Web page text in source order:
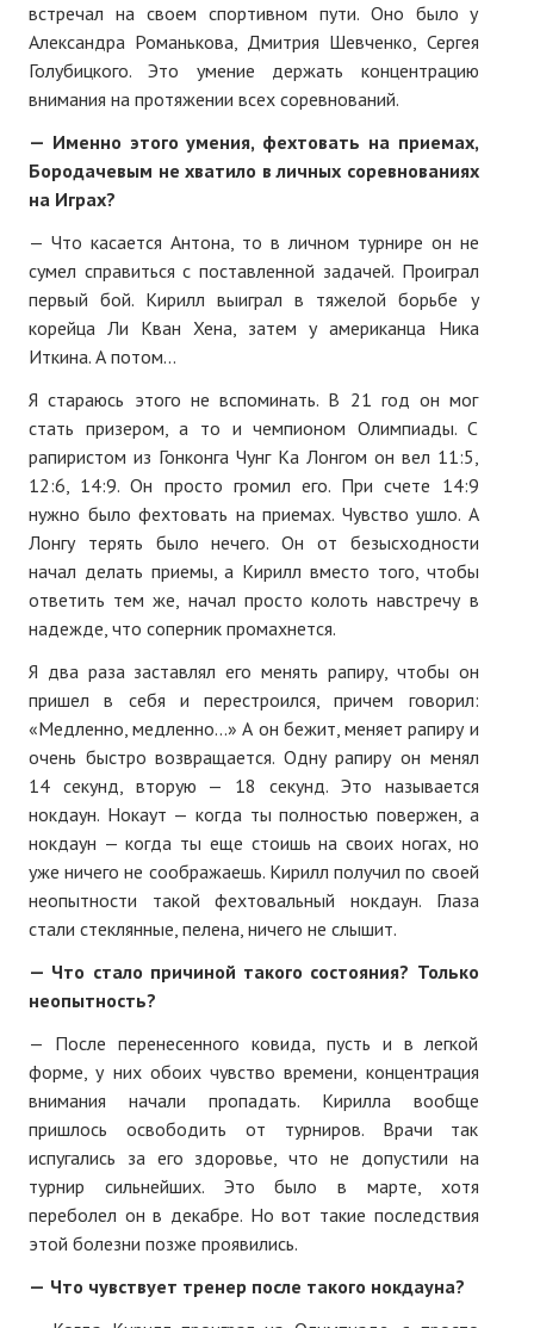
встречал на своем спортивном пути. Оно было у
Александра Романькова, Дмитрия Шевченко, Сергея
Голубицкого. Это умение держать концентрацию
внимания на протяжении всех соревнований.
— Именно этого умения, фехтовать на приемах,
Бородачевым не хватило в личных соревнованиях
на Играх?
— Что касается Антона, то в личном турнире он не
сумел справиться с поставленной задачей. Проиграл
первый бой. Кирилл выиграл в тяжелой борьбе у
корейца Ли Кван Хена, затем у американца Ника
Иткина. А потом...
Я стараюсь этого не вспоминать. В 21 год он мог
стать призером, а то и чемпионом Олимпиады. С
рапиристом из Гонконга Чунг Ка Лонгом он вел 11:5,
12:6, 14:9. Он просто громил его. При счете 14:9
нужно было фехтовать на приемах. Чувство ушло. А
Лонгу терять было нечего. Он от безысходности
начал делать приемы, а Кирилл вместо того, чтобы
ответить тем же, начал просто колоть навстречу в
надежде, что соперник промахнется.
Я два раза заставлял его менять рапиру, чтобы он
пришел в себя и перестроился, причем говорил:
«Медленно, медленно...» А он бежит, меняет рапиру и
очень быстро возвращается. Одну рапиру он менял
14 секунд, вторую — 18 секунд. Это называется
нокдаун. Нокаут — когда ты полностью повержен, а
нокдаун — когда ты еще стоишь на своих ногах, но
уже ничего не соображаешь. Кирилл получил по своей
неопытности такой фехтовальный нокдаун. Глаза
стали стеклянные, пелена, ничего не слышит.
— Что стало причиной такого состояния? Только
неопытность?
— После перенесенного ковида, пусть и в легкой
форме, у них обоих чувство времени, концентрация
внимания начали пропадать. Кирилла вообще
пришлось освободить от турниров. Врачи так
испугались за его здоровье, что не допустили на
турнир сильнейших. Это было в марте, хотя
переболел он в декабре. Но вот такие последствия
этой болезни позже проявились.
— Что чувствует тренер после такого нокдауна?